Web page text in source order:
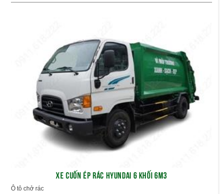
XE CUỐN ÉP RÁC HYUNDAI 6 KHỐI 6M3
Ô tô chở rác